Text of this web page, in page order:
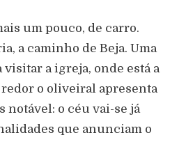
um pouco, de carro.
a caminho de Beja. Uma
visitar a igreja, onde está a
redor o oliveiral apresenta
notável: o céu vai-se já
que anunciam o